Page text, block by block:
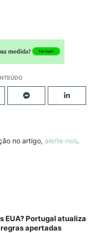
no artigo, alerte-nos.
EUA? Portugal atualiza
apertadas